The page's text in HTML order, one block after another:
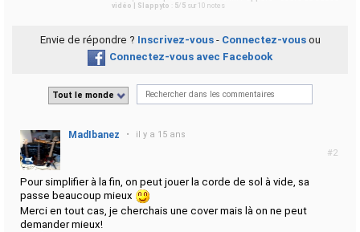
vidéo | Slappyto
5/ 5 sur 10 notes
Envie de répondre ? Inscrivez-vous- Connectez-vousou
Connectez-vous avec Facebook
Tout le monde
#2
MadIbanez • il y a 15 ans
Pour simplifier à la fin, on peut jouer la corde de sol à vide, sa
passe beaucoup mieux
Merci en tout cas, je cherchais une cover mais là on ne peut
demander mieux!